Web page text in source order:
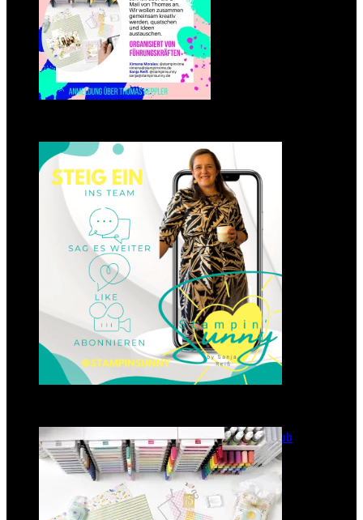
Einsteigen 2025 im Team
Stampin‘ Sunny
23. Januar 2025
GANZ NEU: Scrapbooking Club
2025
21. Januar 2025